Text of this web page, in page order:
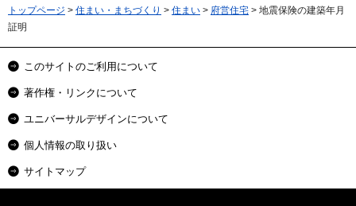
トップページ > 住まい・まちづくり > 住まい > 府営住宅 > 地震保険の建築年月
証明
このサイトのご利用について
著作権・リンクについて
ユニバーサルデザインについて
個人情報の取り扱い
サイトマップ